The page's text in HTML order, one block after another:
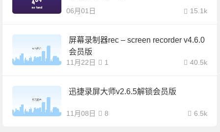
06月01日 15.1k
屏幕录制器rec – screen recorder v4.6.0
会员版
11月22日 40.5k
1
迅捷录屏大师v2.6.5解锁会员版
11月08日 6.5k
8